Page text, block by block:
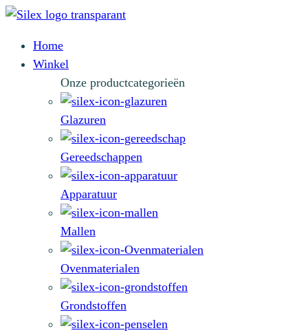
Home
Winkel
Onze productcategorieën
Glazuren
Gereedschappen
Apparatuur
Mallen
Ovenmaterialen
Grondstoffen